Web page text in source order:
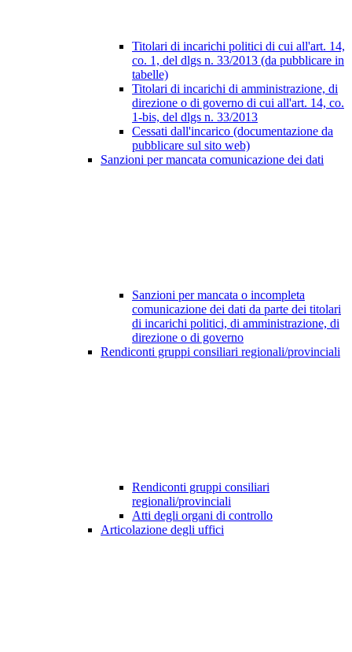
Titolari di incarichi politici di cui all'art. 14,
co. 1, del dlgs n. 33/2013 (da pubblicare in
tabelle)
Titolari di incarichi di amministrazione, di
direzione o di governo di cui all'art. 14, co.
1-bis, del dlgs n. 33/2013
Cessati dall'incarico (documentazione da
pubblicare sul sito web)
Sanzioni per mancata comunicazione dei dati
Sanzioni per mancata o incompleta
comunicazione dei dati da parte dei titolari
di incarichi politici, di amministrazione, di
direzione o di governo
Rendiconti gruppi consiliari regionali/provinciali
Rendiconti gruppi consiliari
regionali/provinciali
Atti degli organi di controllo
Articolazione degli uffici